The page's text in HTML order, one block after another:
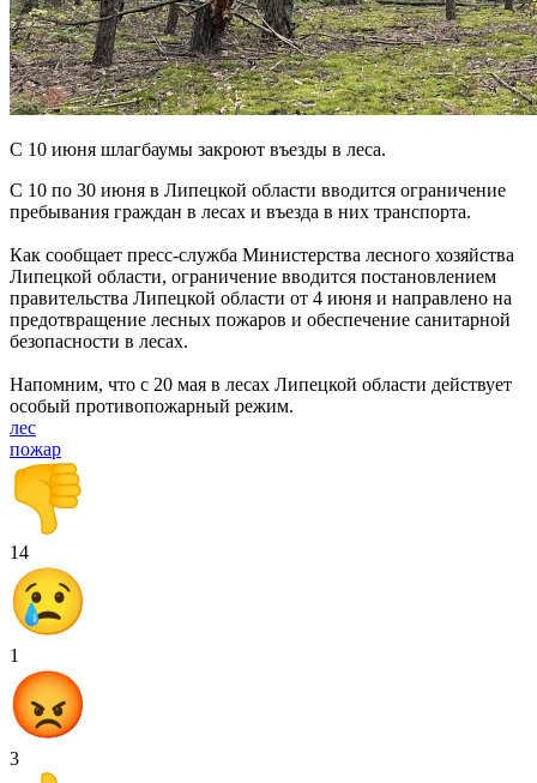
С 10 июня шлагбаумы закроют въезды в леса.
С 10 по 30 июня в Липецкой области вводится ограничение
пребывания граждан в лесах и въезда в них транспорта.
Как сообщает пресс-служба Министерства лесного хозяйства
Липецкой области, ограничение вводится постановлением
правительства Липецкой области от 4 июня и направлено на
предотвращение лесных пожаров и обеспечение санитарной
безопасности в лесах.
Напомним, что с 20 мая в лесах Липецкой области действует
особый противопожарный режим.
лес
пожар
14
1
3